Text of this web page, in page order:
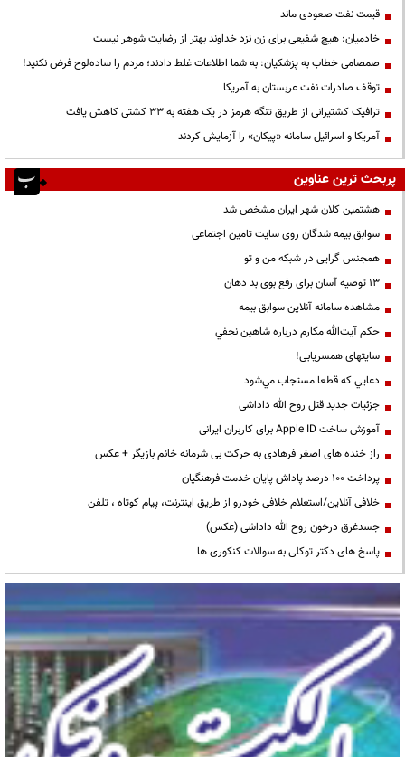
قیمت نفت صعودی ماند
خادمیان: هیچ شفیعی برای زن نزد خداوند بهتر از رضایت شوهر نیست
صمصامی خطاب به پزشکیان: به شما اطلاعات غلط دادند؛ مردم را ساده‌لوح فرض نکنید!
توقف صادرات نفت عربستان به آمریکا
ترافیک کشتیرانی از طریق تنگه هرمز در یک هفته به ۳۳ کشتی کاهش یافت
آمریکا و اسرائیل سامانه «پیکان» را آزمایش کردند
پربحث ترین عناوین
هشتمین کلان شهر ایران مشخص شد
سوابق بیمه شدگان روی سایت تامین اجتماعی
همجنس گرایی در شبکه من و تو
13 توصیه آسان برای رفع بوی بد دهان
مشاهده سامانه آنلاين سوابق بیمه
حكم آيت‌الله مكارم درباره شاهين نجفي
سایتهای همسریابی!
دعايي كه قطعا مستجاب مي‌شود
جزئیات جدید قتل روح الله داداشی
آموزش ساخت Apple ID برای کاربران ایرانی
راز خنده های اصغر فرهادی به حرکت بی شرمانه خانم بازیگر + عکس
پرداخت ۱۰۰ درصد پاداش پایان خدمت فرهنگیان
خلافی آنلاین/استعلام خلافی خودرو از طریق اینترنت، پیام کوتاه ، تلفن
جسدغرق درخون روح الله داداشی (عکس)
پاسخ های دکتر توکلی به سوالات کنکوری ها